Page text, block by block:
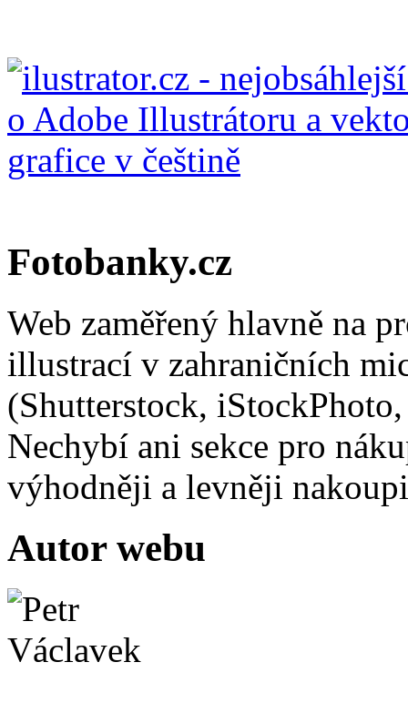
Fotobanky.cz
Web zaměřený hlavně na
illustrací v zahraničních
(Shutterstock,
Nechybí ani sekce pro
výhodněji a levněji
Autor webu